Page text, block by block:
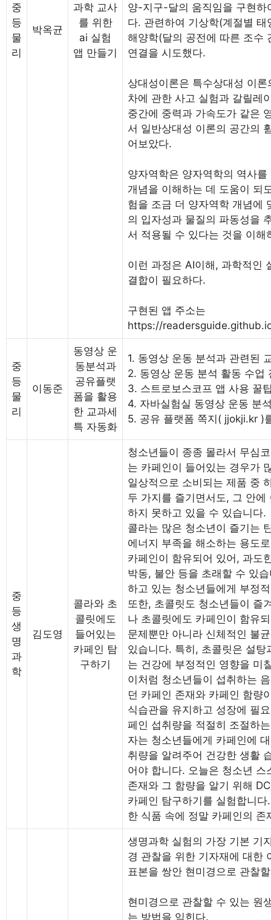
중
등
물
리
박옥균
과학 교사
를 위한
ai 실험
앱 만들기
양-지구-달의 움직임을 구현
다. 관련하여 기상학(계절별
해양학(달의 공전에 따른 조수
연결을 시도했다.
상대성이론은 특수상대성 이
차에 관한 사고 실험과 갈릴레
중간에 중력과 가속도가 같은
서 일반상대성 이론의 공간의
어보았다.
양자역학은 양자역학의 역사
개념을 이해하는 데 도움이 되
험을 조금 더 양자역학 개념에
의 입자성과 물질의 파동성을
서 적용될 수 있다는 것을 이해
이런 과정은 AI이해, 과학적인
결합이 필요하다.
구현된 앱 주소는
https://
중
등
물
리
이동준
동영상 운
동분석과
공유플랫
폼을 활용
한 교과세
특 자동화
1. 동영상 운동 분석과 관련된
2. 동영상 운동 분석 활동 수업
3. 스트로보스코프 앱 사용 꿀
4. 자바실험실 동영상 운동 분
5. 공유 플랫폼 쪽지( jjokji.kr )
중
등
생
명
과
학
김도영
콜라와 초
콜릿에도
들어있는
카페인 탐
구하기
청소년들이 종종 몰라서 무심
는 카페인이 들어있는 경우가
일상적으로 소비되는 제품 중
두 가지를 즐기면서도, 그 안
하지 못하고 있을 수 있습니다.
콜라는 많은 청소년이 즐기는
에너지 부족을 해소하는 용도
카페인이 함유되어 있어, 과도
박동, 불안 등을 초래할 수 있
하고 있는 청소년들에게 부정
또한, 초콜릿도 청소년들이 즐
나 초콜릿에도 카페인이 함유
문제뿐만 아니라 신체적인 불
있습니다. 특히, 초콜릿은 설
는 건강에 부정적인 영향을 미
이처럼 청소년들이 섭취하는
던 카페인 존재와 카페인 함량
식습관을 유지하고 성장에 필
페인 섭취량을 적절히 조절하
자는 청소년들에게 카페인에
취량을 알려주어 건강한 생활
어야 합니다. 오늘은 청소년
존재와 그 함량을 알기 위해
카페인 탐구하기를 실험합니
한 식품 속에 정말 카페인의
생명과학 실험의 가장 기본 기
경 관찰을 위한 기자재에 대한
표본을 쌍안 현미경으로 관찰
현미경으로 관찰할 수 있는 원
는 방법을 익힌다.